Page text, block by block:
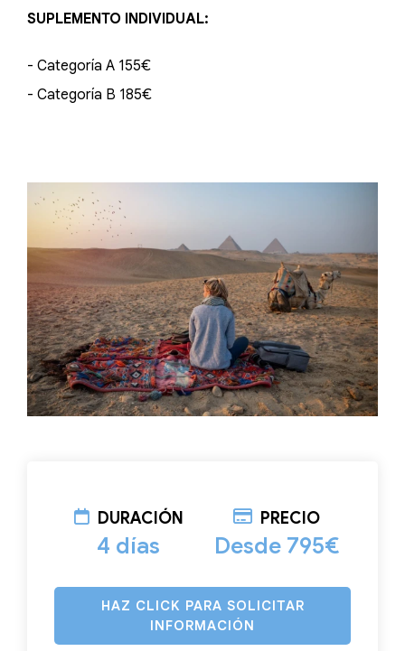
SUPLEMENTO INDIVIDUAL:
- Categoría A 155€
- Categoría B 185€
DURACIÓN
4 días
PRECIO
Desde 795€
HAZ CLICK PARA SOLICITAR
INFORMACIÓN